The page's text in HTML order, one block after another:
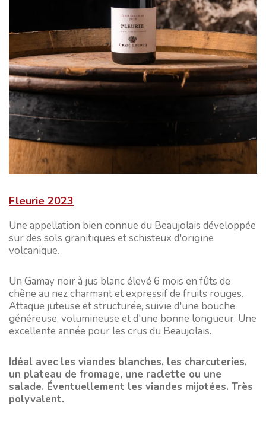
Fleurie 2023
Une appellation bien connue du Beaujolais développée
sur des sols granitiques et schisteux d'origine
volcanique.
Un Gamay noir à jus blanc élevé 6 mois en fûts de
chêne au nez charmant et expressif de fruits rouges.
Attaque juteuse et structurée, suivie d'une bouche
généreuse, volumineuse et d'une bonne longueur. Une
excellente année pour les crus du Beaujolais.
Idéal avec les viandes blanches, les charcuteries,
un plateau de fromage, une raclette ou une
salade. Éventuellement les viandes mijotées. Très
polyvalent.